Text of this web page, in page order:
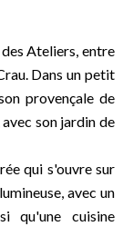
Ateliers, entre
Dans un petit
provençale de
son jardin de
qui s'ouvre sur
avec un
qu'une cuisine